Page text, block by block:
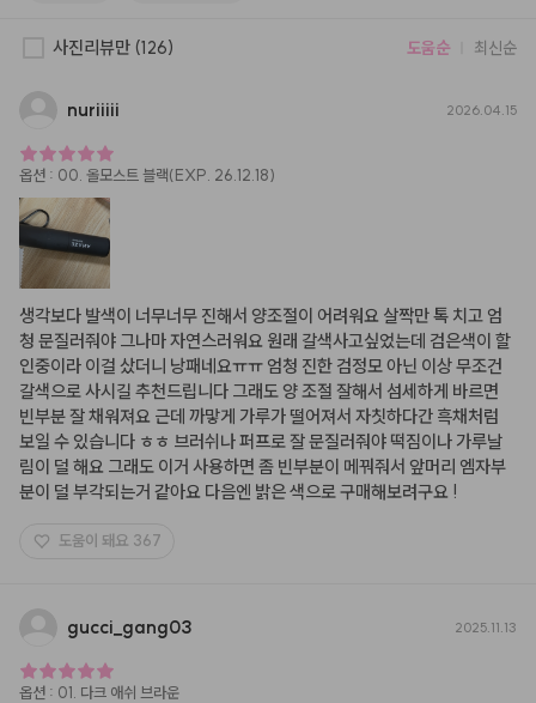
사진리뷰만 (126) 도움순 최신순
nuriiiii 2026.04.15
옵션 : 00. 올모스트 블랙(EXP. 26.12.18)
생각보다 발색이 너무너무 진해서 양조절이 어려워요 살짝만 톡 치고 엄
청 문질러줘야 그나마 자연스러워요 원래 갈색사고싶었는데 검은색이 할
인중이라 이걸 샀더니 낭패네요ㅠㅠ 엄청 진한 검정모 아닌 이상 무조건
갈색으로 사시길 추천드립니다 그래도 양 조절 잘해서 섬세하게 바르면
빈부분 잘 채워져요 근데 까맣게 가루가 떨어져서 자칫하다간 흑채처럼
보일 수 있습니다 ㅎㅎ 브러쉬나 퍼프로 잘 문질러줘야 떡짐이나 가루날
림이 덜 해요 그래도 이거 사용하면 좀 빈부분이 메꿔줘서 앞머리 엠자부
분이 덜 부각되는거 같아요 다음엔 밝은 색으로 구매해보려구요 !
도움이 돼요 367
gucci gang03 2025.11.13
옵션 : 01. 다크 애쉬 브라운